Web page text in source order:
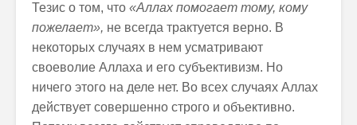
Тезис о том, что «Аллах помогает тому, кому
пожелает», не всегда трактуется верно. В
некоторых случаях в нем усматривают
своеволие Аллаха и его субъективизм. Но
ничего этого на деле нет. Во всех случаях Аллах
действует совершенно строго и объективно.